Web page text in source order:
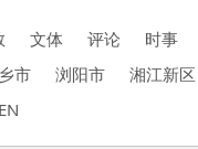
文体 评论 时事
市 浏阳市 湘江新区
EN